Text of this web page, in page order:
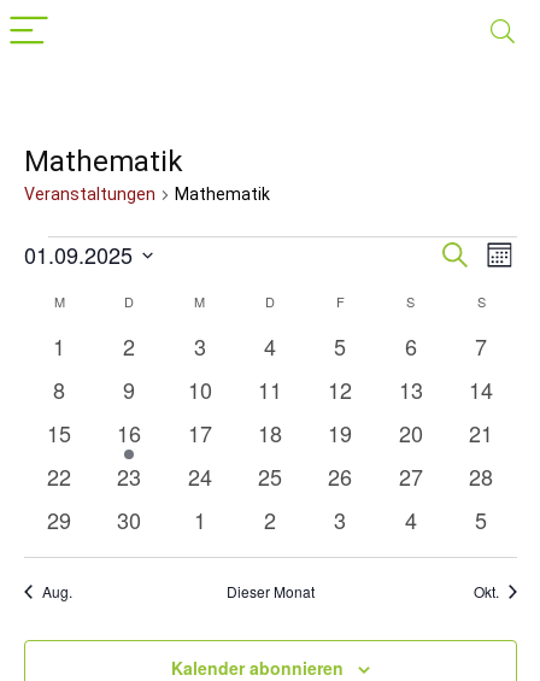
Mathematik
Veranstaltungen Mathematik
Veranstaltungen
Suche
Suche
Monat
01.09.2025
wählen.
Kalender
von
Veranstaltungen
MMONTAG D DIENSTAGM MITTWOCH
DDONNERSTAG
FFREITAG S SAMSTAGS
0
Veranstaltungen
1
0
Veranstaltungen
2
0
Veranstaltungen
3
0
Veranstaltungen
4
0
Veranstaltungen
5
0
6
0
7
0
Veranstaltungen
8
0
Veranstaltungen
9
0
Veranstaltungen
10
0
Veranstaltungen
11
0
Veranstaltungen
12
0
13
0
14
0
Veranstaltungen
15
1
Veranstaltung
16
0
Veranstaltungen
17
0
Veranstaltungen
18
0
Veranstaltungen
19
0
20
0
21
0
Veranstaltungen
22
0
Veranstaltungen
23
0
Veranstaltungen
24
0
Veranstaltungen
25
0
Veranstaltungen
26
0
27
0
28
0
Veranstaltungen
29
0
Veranstaltungen
30
0
Veranstaltungen
1
0
Veranstaltungen
2
0
Veranstaltungen
3
0
4
0
5
Aug. Dieser Monat Okt.
Kalender abonnieren